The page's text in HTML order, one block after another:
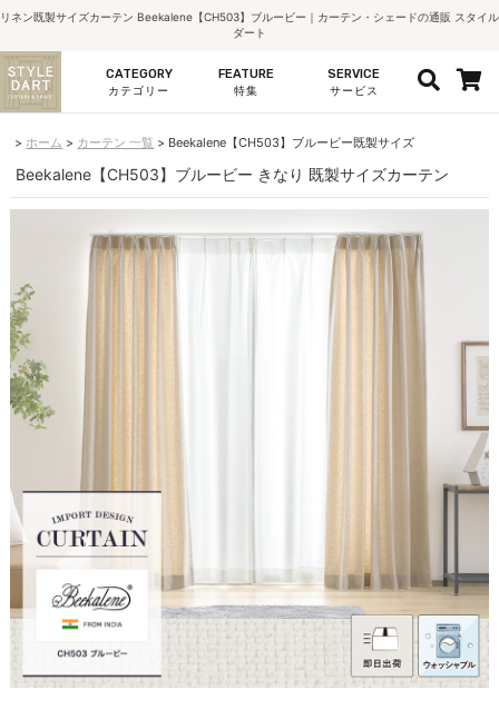
リネン既製サイズカーテン Beekalene【CH503】ブルービー｜カーテン・シェードの通販 スタイル
ダート
CATEGORY
カテゴリー
FEATURE
特集
SERVICE
サービス
ホーム カーテン 一覧 Beekalene【CH503】ブルービー既製サイズ
Beekalene【CH503】ブルービー きなり 既製サイズカーテン